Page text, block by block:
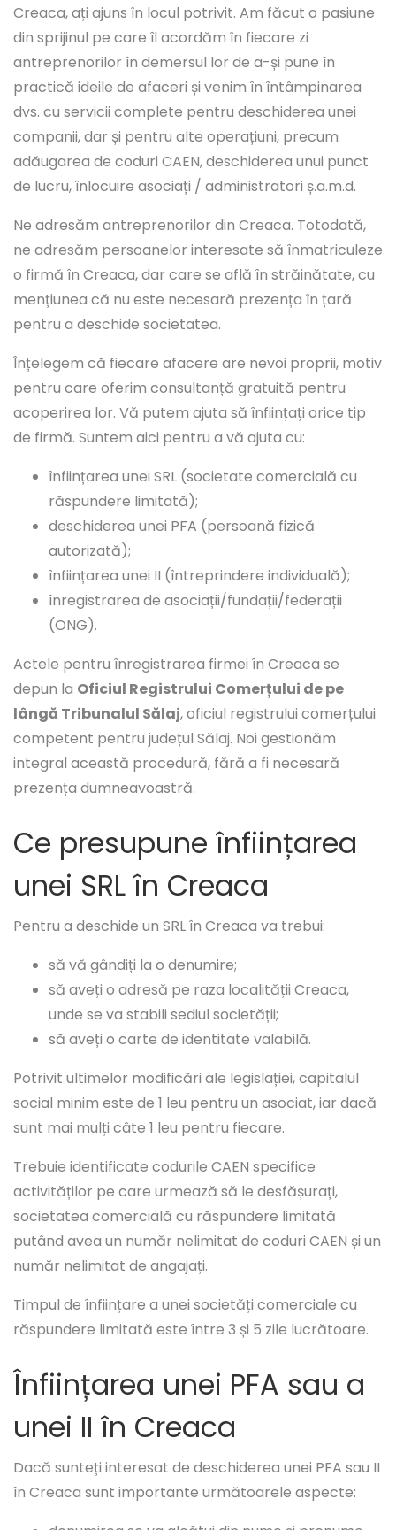
Creaca, ați ajuns în locul potrivit. Am făcut o pasiune
din sprijinul pe care îl acordăm în fiecare zi
antreprenorilor în demersul lor de a-și pune în
practică ideile de afaceri și venim în întâmpinarea
dvs. cu servicii complete pentru deschiderea unei
companii, dar și pentru alte operațiuni, precum
adăugarea de coduri CAEN, deschiderea unui punct
de lucru, înlocuire asociați / administratori ș.a.m.d.
Ne adresăm antreprenorilor din Creaca. Totodată,
ne adresăm persoanelor interesate să înmatriculeze
o firmă în Creaca, dar care se află în străinătate, cu
mențiunea că nu este necesară prezența în țară
pentru a deschide societatea.
Înțelegem că fiecare afacere are nevoi proprii, motiv
pentru care oferim consultanță gratuită pentru
acoperirea lor. Vă putem ajuta să înființați orice tip
de firmă. Suntem aici pentru a vă ajuta cu:
înființarea unei SRL (societate comercială cu
răspundere limitată);
deschiderea unei PFA (persoană fizică
autorizată);
înființarea unei II (întreprindere individuală);
înregistrarea de asociații/fundații/federații
(ONG).
Actele pentru înregistrarea firmei în Creaca se
depun la Oficiul Registrului Comerțului de pe
lângă Tribunalul Sălaj, oficiul registrului comerțului
competent pentru județul Sălaj. Noi gestionăm
integral această procedură, fără a fi necesară
prezența dumneavoastră.
Ce presupune înființarea
unei SRL în Creaca
Pentru a deschide un SRL în Creaca va trebui:
să vă gândiți la o denumire;
să aveți o adresă pe raza localității Creaca,
unde se va stabili sediul societății;
să aveți o carte de identitate valabilă.
Potrivit ultimelor modificări ale legislației, capitalul
social minim este de 1 leu pentru un asociat, iar dacă
sunt mai mulți câte 1 leu pentru fiecare.
Trebuie identificate codurile CAEN specifice
activităților pe care urmează să le desfășurați,
societatea comercială cu răspundere limitată
putând avea un număr nelimitat de coduri CAEN și un
număr nelimitat de angajați.
Timpul de înființare a unei societăți comerciale cu
răspundere limitată este între 3 și 5 zile lucrătoare.
Înființarea unei PFA sau a
unei II în Creaca
Dacă sunteți interesat de deschiderea unei PFA sau II
în Creaca sunt importante următoarele aspecte: